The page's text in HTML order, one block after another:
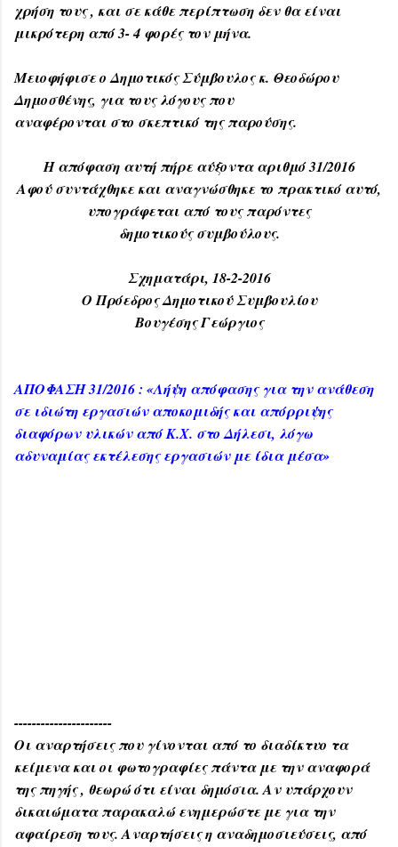
χρήση τους , και σε κάθε περίπτωση δεν θα είναι
μικρότερη από 3- 4 φορές τον μήνα.
Μειοφήφισε ο Δημοτικός Σύμβουλος κ. Θεοδώρου
Δημοσθένης, για τους λόγους που
αναφέρονται στο σκεπτικό της παρούσης.
Η απόφαση αυτή πήρε αύξοντα αριθμό 31/2016
Αφού συντάχθηκε και αναγνώσθηκε το πρακτικό αυτό,
υπογράφεται από τους παρόντες
δημοτικούς συμβούλους.
Σχηματάρι, 18-2-2016
Ο Πρόεδρος Δημοτικού Συμβουλίου
Βουγέσης Γεώργιος
ΑΠΟΦΑΣΗ 31/2016 : «Λήψη απόφασης για την ανάθεση
σε ιδιώτη εργασιών αποκομιδής και απόρριψης
διαφόρων υλικών από Κ.Χ. στο Δήλεσι, λόγω
αδυναμίας εκτέλεσης εργασιών με ίδια μέσα»
----------------------
Οι αναρτήσεις που γίνονται από το διαδίκτυο τα
κείμενα και οι φωτογραφίες πάντα με την αναφορά
της πηγής , θεωρώ ότι είναι δημόσια. Αν υπάρχουν
δικαιώματα παρακαλώ ενημερώστε με για την
αφαίρεση τους. Αναρτήσεις η αναδημοσιεύσεις, από